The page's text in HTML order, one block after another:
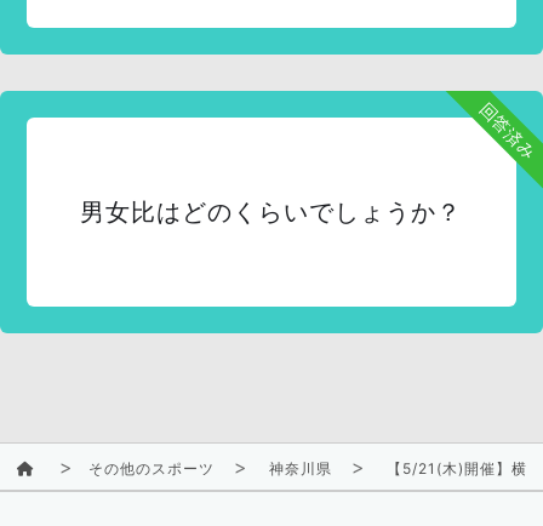
回答済み
男女比はどのくらいでしょうか？
その他のスポーツ 神奈川県 【5/21(木)開催】横